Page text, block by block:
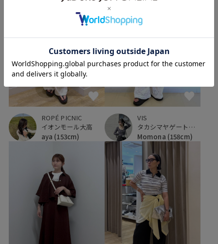
ROPÉ PICNIC
イオンモール大高
aya (153cm)
VIS
タカシマヤゲートタワーモール
Momona (158cm)